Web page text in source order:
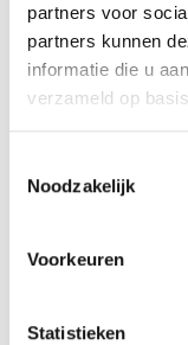
partners voor
partners kunnen
informatie die u
verzameld op
Noodzakelijk
Voorkeuren
Statistieken
MC
Veröffentlicht auf: 16.
Weiterlesen